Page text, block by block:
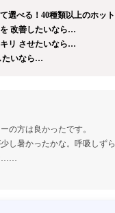
選べる！40種類以上のホッ
改善したいなら…
リ させたいなら…
たいなら…
の方は良かったです。
し暑かったかな。呼吸しずら
……